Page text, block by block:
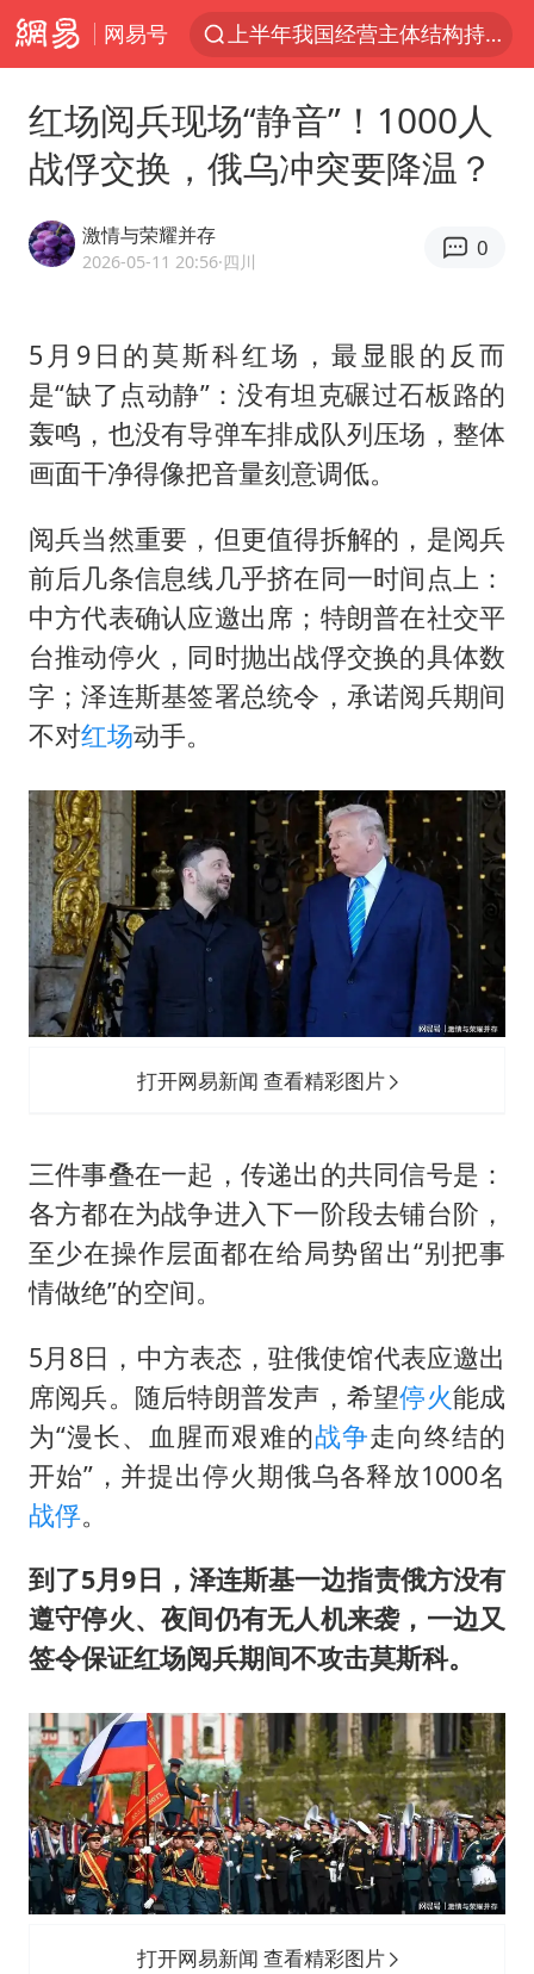
网易号
上半年我国经营主体结构持续优化
《披荆斩棘2026》阵容官宣
白海豚北上或致京津冀暴雨
上海有出现龙卷潜势
上门女婿出轨女邻居多年被判重婚罪
女子发现前夫婚内与第三者育子
以军士兵把枪口对准中国记者
泰国：高度重视中国游客旅游体验
2025年小学教师减少13.19万
韩军前线部队连曝丑闻
上海大部迎大暴雨
《龙餐馆》 冲奖
奋力开创中国式现代化建设新局面
红场阅兵现场“静音”！1000人
战俘交换，俄乌冲突要降温？
激情与荣耀并存
2026-05-11 20:56·四川
0
5月9日的莫斯科红场，最显眼的反而
是“缺了点动静”：没有坦克碾过石板路的
轰鸣，也没有导弹车排成队列压场，整体
画面干净得像把音量刻意调低。
阅兵当然重要，但更值得拆解的，是阅兵
前后几条信息线几乎挤在同一时间点上：
中方代表确认应邀出席；特朗普在社交平
台推动停火，同时抛出战俘交换的具体数
字；泽连斯基签署总统令，承诺阅兵期间
不对红场动手。
打开网易新闻 查看精彩图片
三件事叠在一起，传递出的共同信号是：
各方都在为战争进入下一阶段去铺台阶，
至少在操作层面都在给局势留出“别把事
情做绝”的空间。
5月8日，中方表态，驻俄使馆代表应邀出
席阅兵。随后特朗普发声，希望停火能成
为“漫长、血腥而艰难的战争走向终结的
开始”，并提出停火期俄乌各释放1000名
战俘。
到了5月9日，泽连斯基一边指责俄方没有
遵守停火、夜间仍有无人机来袭，一边又
签令保证红场阅兵期间不攻击莫斯科。
打开网易新闻 查看精彩图片